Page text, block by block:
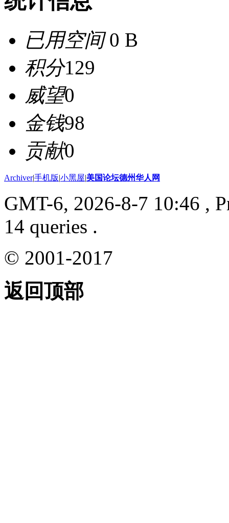
已用空间0 B
积分129
威望0
金钱98
贡献0
Archiver|手机版|小黑屋|美国论坛德州华人网
GMT-6, 2026-8-7 10:46 ,
14 queries .
© 2001-2017
返回顶部